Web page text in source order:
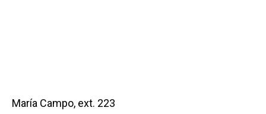
María Campo, ext. 223